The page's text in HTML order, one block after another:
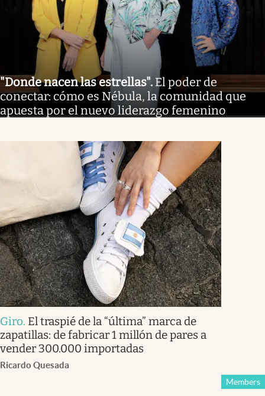
"Donde nacen las estrellas". El poder de
conectar: cómo es Nébula, la comunidad que
apuesta por el nuevo liderazgo femenino
Giro. El traspié de la “última” marca de
zapatillas: de fabricar 1 millón de pares a
vender 300.000 importadas
Ricardo Quesada
Members